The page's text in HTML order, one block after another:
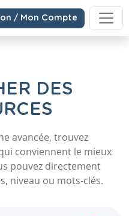
/ Mon Compte
DES
avancée, trouvez
conviennent le mieux
pouvez directement
niveau ou mots-clés.